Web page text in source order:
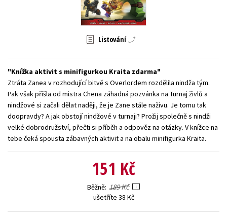
Zahraniční literatura
Všechny tituly
Listování
Knížka aktivit s minifigurkou Kraita zdarma
Ztráta Zanea v rozhodující bitvě s Overlordem rozdělila nindža tým.
Pak však přišla od mistra Chena záhadná pozvánka na Turnaj živlů a
nindžové si začali dělat naději, že je Zane stále naživu. Je tomu tak
doopravdy? A jak obstojí nindžové v turnaji? Prožij společně s nindži
velké dobrodružství, přečti si příběh a odpověz na otázky. V knížce na
tebe čeká spousta zábavných aktivit a na obalu minifigurka Kraita.
151 Kč
Běžně 189 Kč
ušetříte 38 Kč